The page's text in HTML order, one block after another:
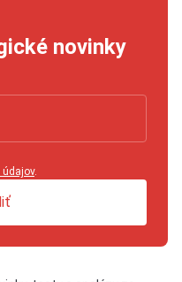
novinky
.